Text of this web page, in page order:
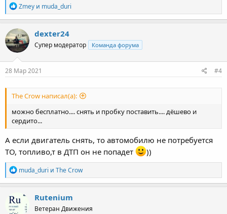
Р
е
а
к
ц
и
и
:
Zmey и muda_duri
dexter24
Супер модератор Команда форума
28 Мар 2021 #4
The Crow написал(а):
можно бесплатно.... снять и пробку поставить.... дёшево и
сердито...
А если двигатель снять, то автомобилю не потребуется
ТО, топливо,т в ДТП он не попадет
))
Р
е
а
ц
muda_duri и The Crow
Rutenium
Ветеран Движения